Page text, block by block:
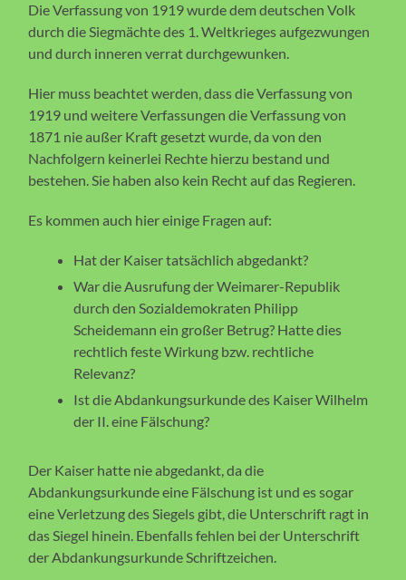
Die Verfassung von 1919 wurde dem deutschen Volk
durch die Siegmächte des 1. Weltkrieges aufgezwungen
und durch inneren verrat durchgewunken.
Hier muss beachtet werden, dass die Verfassung von
1919 und weitere Verfassungen die Verfassung von
1871 nie außer Kraft gesetzt wurde, da von den
Nachfolgern keinerlei Rechte hierzu bestand und
bestehen. Sie haben also kein Recht auf das Regieren.
Es kommen auch hier einige Fragen auf:
Hat der Kaiser tatsächlich abgedankt?
War die Ausrufung der Weimarer-Republik
durch den Sozialdemokraten Philipp
Scheidemann ein großer Betrug? Hatte dies
rechtlich feste Wirkung bzw. rechtliche
Relevanz?
Ist die Abdankungsurkunde des Kaiser Wilhelm
der II. eine Fälschung?
Der Kaiser hatte nie abgedankt, da die
Abdankungsurkunde eine Fälschung ist und es sogar
eine Verletzung des Siegels gibt, die Unterschrift ragt in
das Siegel hinein. Ebenfalls fehlen bei der Unterschrift
der Abdankungsurkunde Schriftzeichen.